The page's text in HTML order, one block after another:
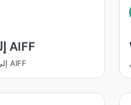
WebM إلى AIFF
يتحول WebM إلى AIFF